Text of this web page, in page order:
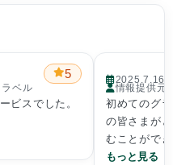
5
ベル
ビスでした。
2025.7.16
情報提供元
初めてのグ
の皆さまが
むことがで
もっと見る